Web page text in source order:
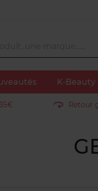
K-Beauty
Retour